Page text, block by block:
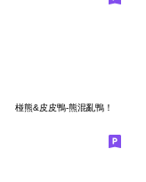
椪熊&皮皮鴨-熊混亂鴨！